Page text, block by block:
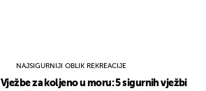
NAJSIGURNIJI OBLIK REKREACIJE
Vježbe za koljeno u moru: 5 sigurnih vježbi